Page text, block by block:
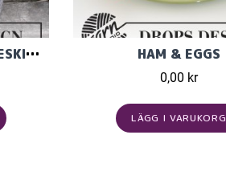
VIRKAD MATTA I DROPS ESKIMO MED RÄNDER OCH SICKSACKSMÖNSTER. HAM & EGGS
0,00 kr
LÄGG I VARUKORG